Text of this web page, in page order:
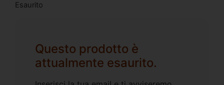
Esaurito
Questo prodotto è
attualmente esaurito.